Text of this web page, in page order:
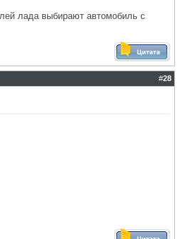
лада выбирают автомобиль с
#28